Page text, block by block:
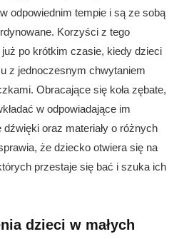
odpowiednim tempie i są ze sobą
Korzyści z tego
po krótkim czasie, kiedy dzieci
z jednoczesnym chwytaniem
Obracające się koła zębate,
w odpowiadające im
oraz materiały o różnych
że dziecko otwiera się na
przestaje się bać i szuka ich
dzieci w małych